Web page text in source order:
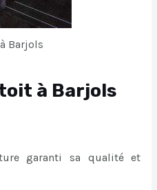
Barjols
à Barjols
garanti sa qualité et